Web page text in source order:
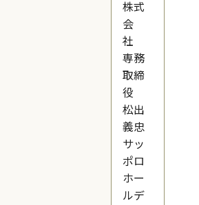
株式
会
社
専務
取締
役
松出
義忠
サッ
ポロ
ホー
ルデ